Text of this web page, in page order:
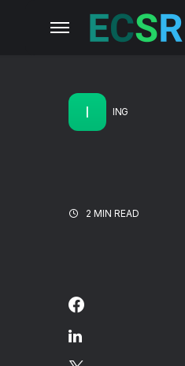
I ING
2 MIN READ